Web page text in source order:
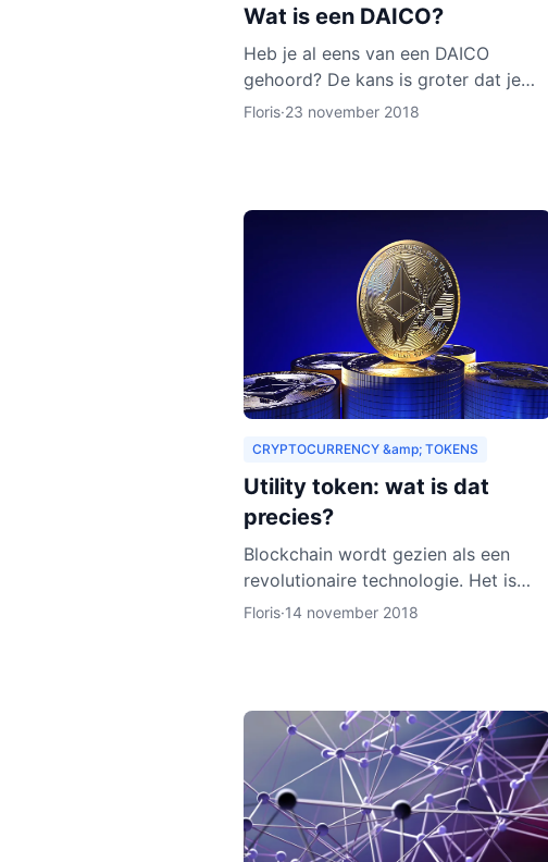
Wat is een DAICO?
Heb je al eens van een DAICO
gehoord? De kans is groter dat je
van een DAO of een ICO hebt
Floris·23 november 2018
CRYPTOCURRENCY &amp; TOKENS
Utility token: wat is dat
precies?
Blockchain wordt gezien als een
revolutionaire technologie. Het is
nog relatief nieuw en de verwachting
Floris·14 november 2018